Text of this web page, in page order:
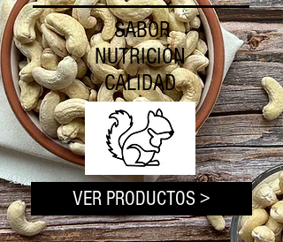
SABOR
NUTRICIÓN
CALIDAD
VER PRODUCTOS >